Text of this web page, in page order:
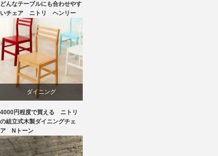
ニトリ
椅子
どんなテーブルにも合わせやす
いチェア ニトリ ヘンリー
ダイニング
ニトリ
ラバー
4000円程度で買える ニトリ
の組立式木製ダイニングチェ
ア Nトーン